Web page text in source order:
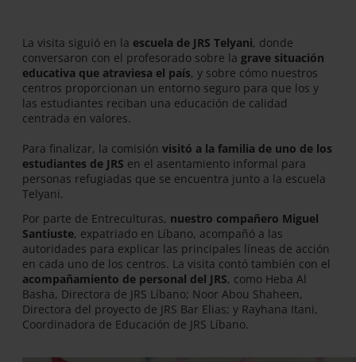
La visita siguió en la escuela de JRS Telyani, donde
conversaron con el profesorado sobre la grave situación
educativa que atraviesa el país, y sobre cómo nuestros
centros proporcionan un entorno seguro para que los y
las estudiantes reciban una educación de calidad
centrada en valores.
Para finalizar, la comisión visitó a la familia de uno de los
estudiantes de JRS en el asentamiento informal para
personas refugiadas que se encuentra junto a la escuela
Telyani.
Por parte de Entreculturas, nuestro compañero Miguel
Santiuste, expatriado en Líbano, acompañó a las
autoridades para explicar las principales líneas de acción
en cada uno de los centros. La visita contó también con el
acompañamiento de personal del JRS, como Heba Al
Basha, Directora de JRS Líbano; Noor Abou Shaheen,
Directora del proyecto de JRS Bar Elias; y Rayhana Itani,
Coordinadora de Educación de JRS Líbano.